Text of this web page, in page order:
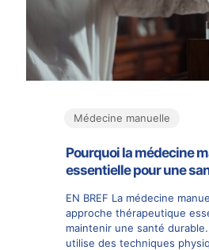
Médecine manuelle
Pourquoi la médecine
essentielle pour une
EN BREF La médecine
approche thérapeutique
maintenir une santé
utilise des techniques